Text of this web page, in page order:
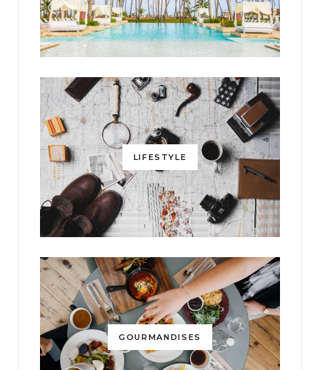
LIFESTYLE
GOURMANDISES